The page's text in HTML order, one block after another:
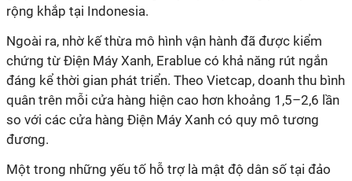
rộng khắp tại Indonesia.
Ngoài ra, nhờ kế thừa mô hình vận hành đã được kiểm
chứng từ Điện Máy Xanh, Erablue có khả năng rút ngắn
đáng kể thời gian phát triển. Theo Vietcap, doanh thu bình
quân trên mỗi cửa hàng hiện cao hơn khoảng 1,5–2,6 lần
so với các cửa hàng Điện Máy Xanh có quy mô tương
đương.
Một trong những yếu tố hỗ trợ là mật độ dân số tại đảo